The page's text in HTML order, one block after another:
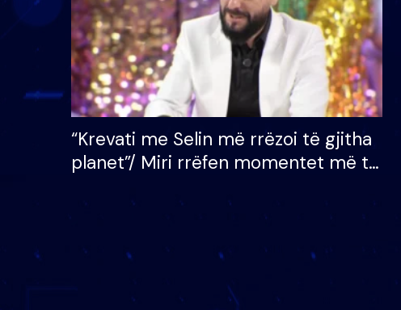
“Krevati me Selin më rrëzoi të gjitha
planet”/ Miri rrëfen momentet më të
mungojë zilja e mëngjesit kur…